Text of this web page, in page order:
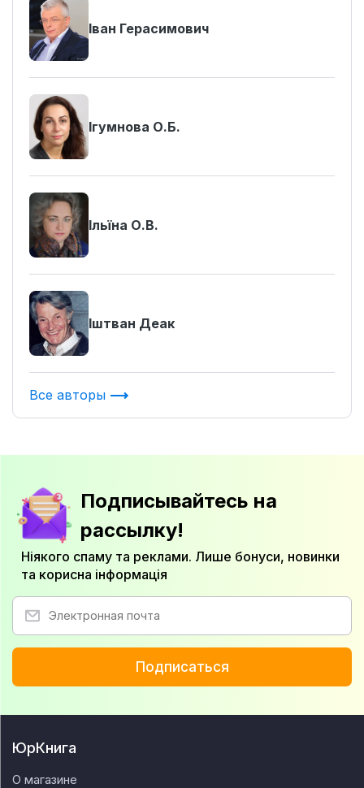
Іван Герасимович
Ігумнова О.Б.
Ільїна О.В.
Іштван Деак
Все авторы
Подписывайтесь на
рассылку!
Ніякого спаму та реклами. Лише бонуси, новинки
та корисна інформація
Подписаться
ЮрКнига
О магазине